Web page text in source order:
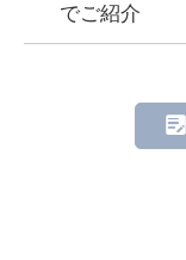
でご紹介